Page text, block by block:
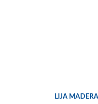
LIJA